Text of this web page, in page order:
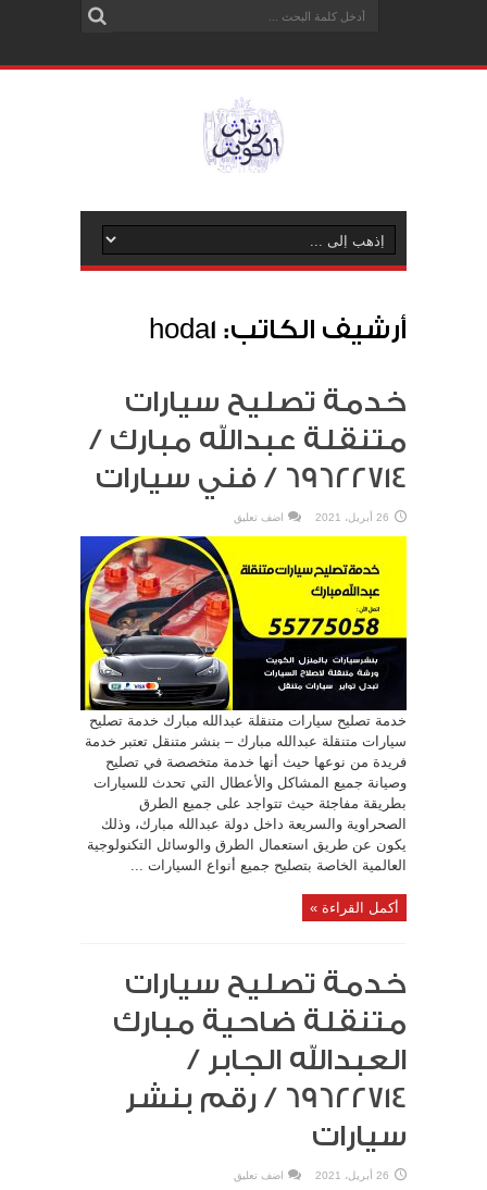
أرشيف الكاتب: hoda1
خدمة تصليح سيارات
متنقلة عبدالله مبارك /
69622714‬ / فني سيارات
26 أبريل، 2021 اضف تعليق
خدمة تصليح سيارات متنقلة عبدالله مبارك خدمة تصليح
سيارات متنقلة عبدالله مبارك – بنشر متنقل تعتبر خدمة
فريدة من نوعها حيث أنها خدمة متخصصة في تصليح
وصيانة جميع المشاكل والأعطال التي تحدث للسيارات
بطريقة مفاجئة حيث تتواجد على جميع الطرق
الصحراوية والسريعة داخل دولة عبدالله مبارك، وذلك
يكون عن طريق استعمال الطرق والوسائل التكنولوجية
العالمية الخاصة بتصليح جميع أنواع السيارات ...
أكمل القراءة »
خدمة تصليح سيارات
متنقلة ضاحية مبارك
العبدالله الجابر /
69622714‬ / رقم بنشر
سيارات
26 أبريل، 2021 اضف تعليق